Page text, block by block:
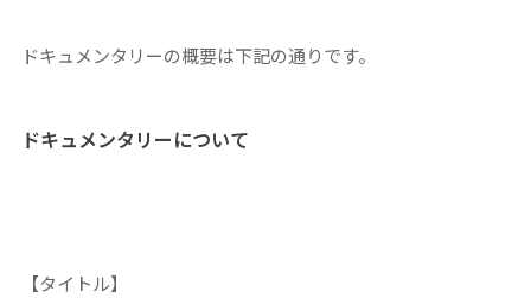
ドキュメンタリーの概要は下記の通りです。
ドキュメンタリーについて
【タイトル】